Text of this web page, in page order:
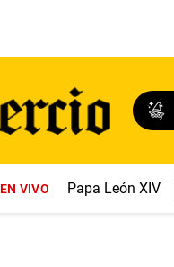
EN VIVO Papa León XIV